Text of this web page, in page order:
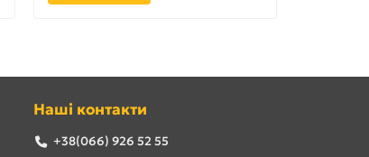
Наші контакти
+38(066) 926 52 55